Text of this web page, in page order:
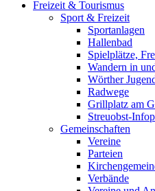
Freizeit & Tourismus
Sport & Freizeit
Sportanlagen
Hallenbad
Spielplätze,
Wandern in
Wörther
Radwege
Grillplatz am
Streuobst-
Gemeinschaften
Vereine
Parteien
Verbände